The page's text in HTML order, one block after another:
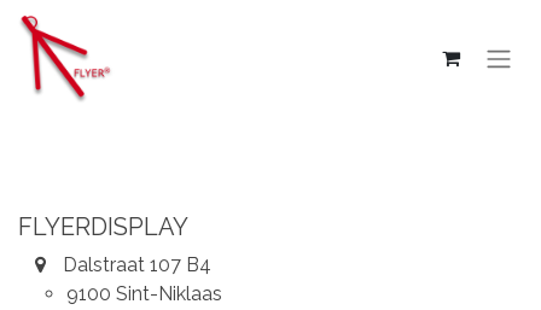
Overslaan naar inhoud
FLYERDISPLAY
Dalstraat 107 B4
9100 Sint-Niklaas